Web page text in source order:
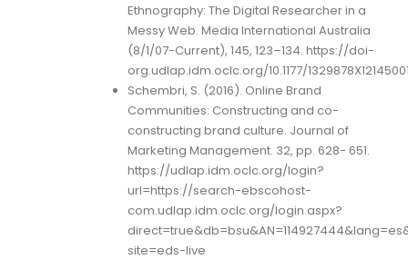
Ethnography: The Digital Researcher in a
Messy Web. Media International Australia
(8/1/07-Current), 145, 123–134. https://doi-
org.udlap.idm.oclc.org/10.1177/
Schembri, S. (2016). Online Brand
Communities: Constructing and co-
constructing brand culture. Journal of
Marketing Management. 32, pp. 628- 651.
https://udlap.idm.oclc.org/login?
url=https://search-ebscohost-
com.udlap.idm.oclc.org/login.aspx?
site=eds-live